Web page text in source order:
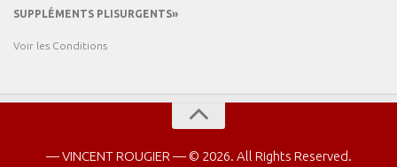
SUPPLÉMENTS PLISURGENTS»
Voir les Conditions
— VINCENT ROUGIER — © 2026. All Rights Reserved.